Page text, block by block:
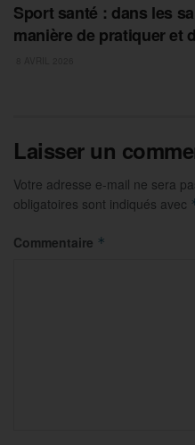
Sport santé : dans les
manière de pratiquer et
Laisser un
Votre adresse e-mail ne sera
obligatoires sont indiqués avec
Commentaire *